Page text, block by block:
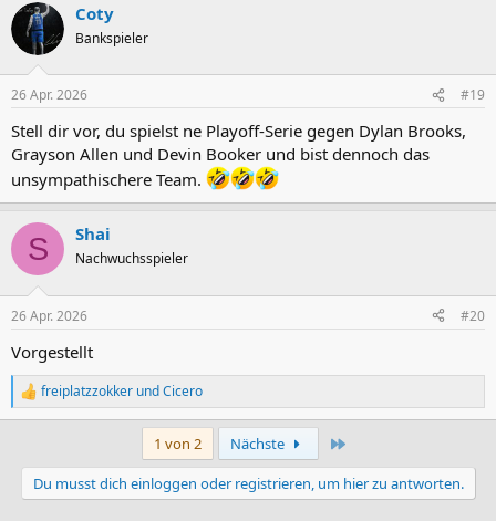
k
i
e
:
Coty
Bankspieler
26 Apr. 2026 #19
Stell dir vor, du spielst ne Playoff-Serie gegen Dylan Brooks,
Grayson Allen und Devin Booker und bist dennoch das
unsympathischere Team.
S Shai
Nachwuchsspieler
26 Apr. 2026 #20
Vorgestellt
R
e
t
o
freiplatzzokker undCicero
1 von 2 Nächste
Du musst dich einloggen oder registrieren, um hier zu antworten.